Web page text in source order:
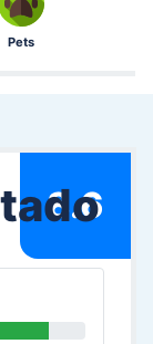
Pets
8.6